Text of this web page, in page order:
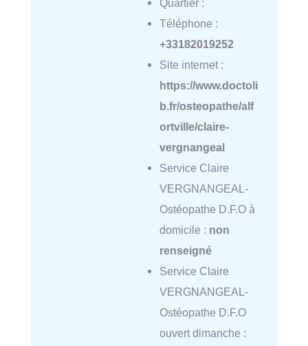
Quartier :
Téléphone :
+33182019252
Site internet :
https://www.doctoli
b.fr/osteopathe/alf
ortville/claire-
vergnangeal
Service Claire
VERGNANGEAL-
Ostéopathe D.F.O à
domicile : non
renseigné
Service Claire
VERGNANGEAL-
Ostéopathe D.F.O
ouvert dimanche :